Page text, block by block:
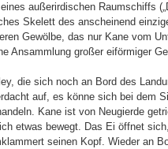
außerirdischen Raumschiffs
Skelett des anscheinend
Gewölbe, das nur Kane vom
Ansammlung großer eiförmiger
die sich noch an Bord des
auf, es könne sich bei dem
Kane ist von Neugierde
etwas bewegt. Das Ei öffnet
seinen Kopf. Wieder an